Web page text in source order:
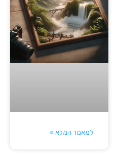
למאמר המלא »